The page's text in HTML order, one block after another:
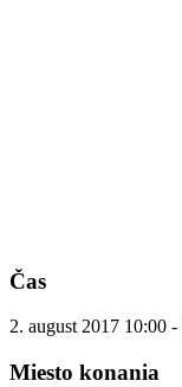
Čas
2. august 2017 10:00 -
Miesto konania